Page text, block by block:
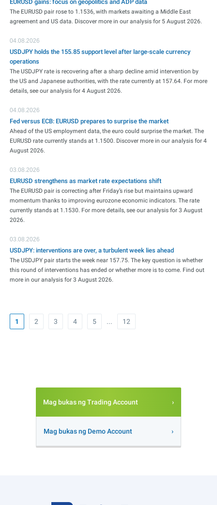
EURUSD gains: focus on geopolitics and ADP data
The EURUSD pair rose to 1.1536, with markets awaiting a Middle East
agreement and US data. Discover more in our analysis for 5 August 2026.
04.08.2026
USDJPY holds the 155.85 support level after large-scale currency
operations
The USDJPY rate is recovering after a sharp decline amid intervention by
the US and Japanese authorities, with the rate currently at 157.64. For more
details, see our analysis for 4 August 2026.
04.08.2026
Fed versus ECB: EURUSD prepares to surprise the market
Ahead of the US employment data, the euro could surprise the market. The
EURUSD rate currently stands at 1.1500. Discover more in our analysis for 4
August 2026.
03.08.2026
EURUSD strengthens as market rate expectations shift
The EURUSD pair is correcting after Friday’s rise but maintains upward
momentum thanks to improving eurozone economic indicators. The rate
currently stands at 1.1530. For more details, see our analysis for 3 August
2026.
03.08.2026
USDJPY: interventions are over, a turbulent week lies ahead
The USDJPY pair starts the week near 157.75. The key question is whether
this round of interventions has ended or whether more is to come. Find out
more in our analysis for 3 August 2026.
1 2 3 4 5 ... 12
Mag bukas ng Trading Account
Mag bukas ng Demo Account